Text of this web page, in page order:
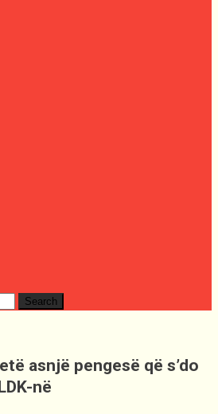
asnjë pengesë që s’do
në